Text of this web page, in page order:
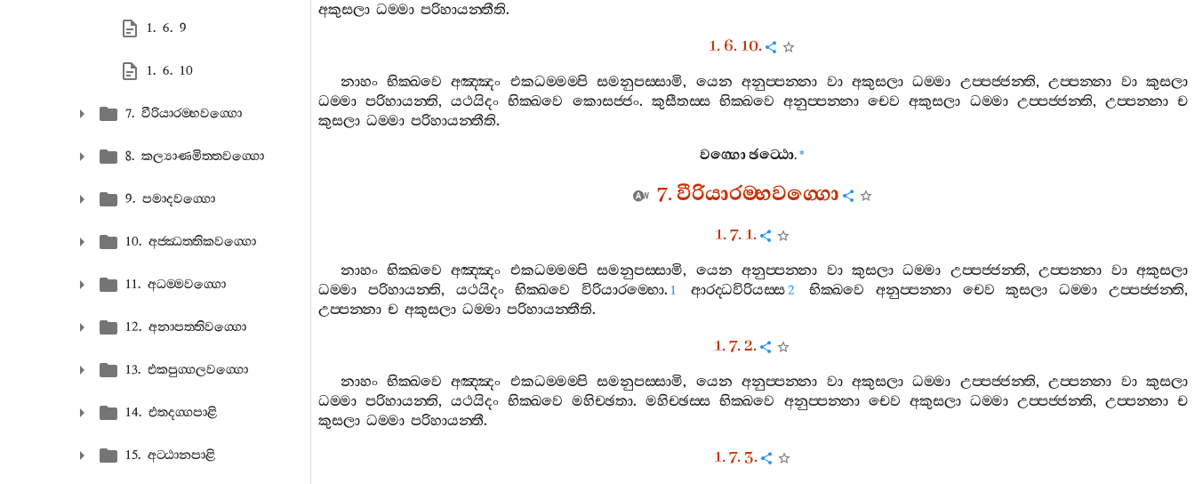
1. 6. 9
1. 6. 10
7. වීරියාරම‍්භවග‍්ගො
8. කල්‍යාණමිත‍්තවග‍්ගො
9. පමාදවග‍්ගො
10. අජ‍්ඣත‍්තිකවග‍්ගො
11. අධම‍්මවග‍්ගො
12. අනාපත‍්තිවග‍්ගො
13. එකපුග‍්ගලවග‍්ගො
14. එතදග‍්ගපාළි
15. අට‍්ඨානපාළි
අකුසලා ධම‍්මා පරිහායන‍්තීති.
1. 6. 10.
නාහං භික‍්ඛවෙ අඤ‍්ඤං එකධම‍්මම‍්පි සමනුපස‍්සාමි, යෙන අනුප‍්පන‍්නා වා අකුසලා ධම‍්මා උප‍්පජ‍්ජන‍්ති,උප‍්පන‍්නා වා කුසලා
ධම‍්මා පරිහායන‍්ති,යථයිදං භික‍්ඛවෙ කොසජ‍්ජං. කුසීතස‍්ස භික‍්ඛවෙ අනුප‍්පන‍්නා චෙව අකුසලා ධම‍්මා උප‍්පජ‍්ජන‍්ති, උප‍්පන‍්නා ච
කුසලා ධම‍්මා පරිහායන‍්තීති.
වග‍්ගොඡට‍්ඨො.*
7.වීරියාරම‍්භවග‍්ගො
1. 7. 1.
නාහං භික‍්ඛවෙ අඤ‍්ඤං එකධම‍්මම‍්පි සමනුපස‍්සාමි, යෙන අනුප‍්පන‍්නා වා කුසලා ධම‍්මා උප‍්පජ‍්ජන‍්ති,උප‍්පන‍්නා වා අකුසලා
ධම‍්මා
පරිහායන‍්ති, යථයිදං භික‍්ඛවෙ විරියාරම‍්භො. 1 ආරද‍්ධවිරියස‍්ස2 භික‍්ඛවෙ අනුප‍්පන‍්නා චෙව කුසලා ධම‍්මා උප‍්පජ‍්ජන‍්ති,
උප‍්පන‍්නා ච අකුසලා ධම‍්මා පරිහායන‍්තීති.
1. 7. 2.
නාහං භික‍්ඛවෙ අඤ‍්ඤං එකධම‍්මම‍්පි සමනුපස‍්සාමි, යෙන අනුප‍්පන‍්නා වා අකුසලා ධම‍්මා උප‍්පජ‍්ජන‍්ති,උප‍්පන‍්නා වා කුසලා
ධම‍්මා පරිහායන‍්ති,යථයිදං භික‍්ඛවෙ මහිච‍්ඡතා.මහිච‍්ඡස‍්ස භික‍්ඛවෙ අනුප‍්පන‍්නා චෙව අකුසලා ධම‍්මා උප‍්පජ‍්ජන‍්ති, උප‍්පන‍්නා ච
කුසලා ධම‍්මා පරිහායන‍්තී.
1. 7. 3.